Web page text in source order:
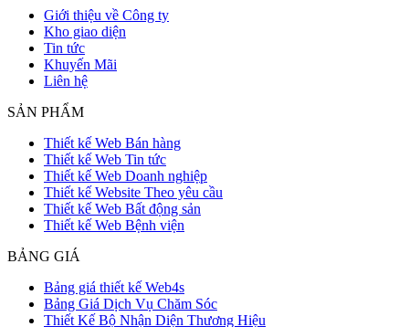
Giới thiệu về Công ty
Kho giao diện
Tin tức
Khuyến Mãi
Liên hệ
SẢN PHẨM
Thiết kế Web Bán hàng
Thiết kế Web Tin tức
Thiết kế Web Doanh nghiệp
Thiết kế Website Theo yêu cầu
Thiết kế Web Bất động sản
Thiết kế Web Bệnh viện
BẢNG GIÁ
Bảng giá thiết kế Web4s
Bảng Giá Dịch Vụ Chăm Sóc
Thiết Kế Bộ Nhận Diện Thương Hiệu